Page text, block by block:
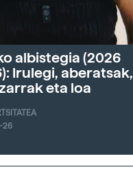
albistegia (2026
Irulegi, aberatsak,
eta loa
26